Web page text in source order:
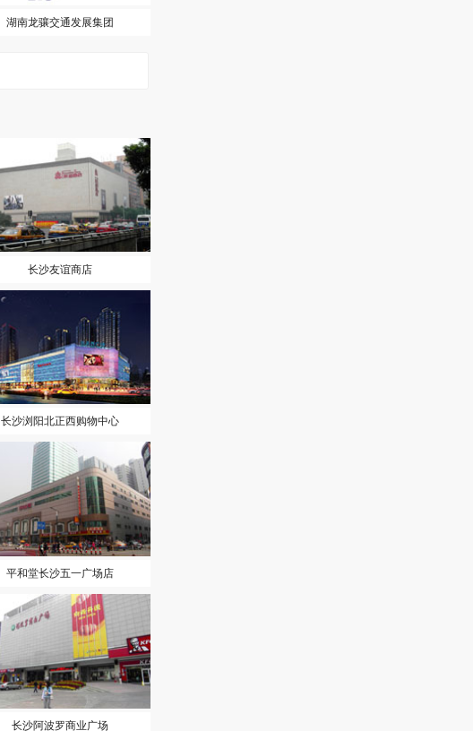
湖南龙骧交通发展集团
长沙友谊商店
长沙浏阳北正西购物中心
平和堂长沙五一广场店
长沙阿波罗商业广场